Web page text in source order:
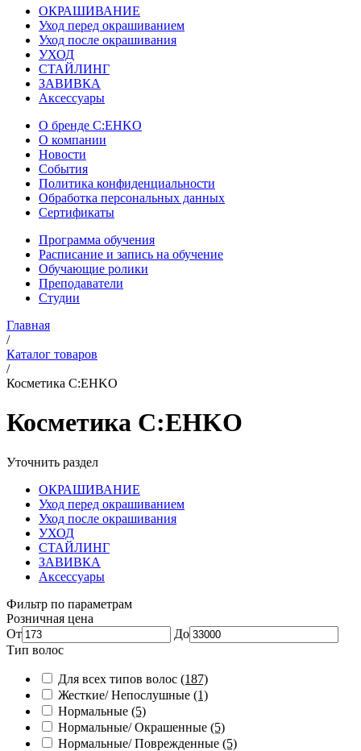
ОКРАШИВАНИЕ
Уход перед окрашиванием
Уход после окрашивания
УХОД
СТАЙЛИНГ
ЗАВИВКА
Аксессуары
О бренде C:EHKO
О компании
Новости
События
Политика конфиденциальности
Обработка персональных данных
Сертификаты
Программа обучения
Расписание и запись на обучение
Обучающие ролики
Преподаватели
Студии
Главная
/
Каталог товаров
/
Косметика C:EHKO
Косметика C:EHKO
Уточнить раздел
ОКРАШИВАНИЕ
Уход перед окрашиванием
Уход после окрашивания
УХОД
СТАЙЛИНГ
ЗАВИВКА
Аксессуары
Фильтр по параметрам
Розничная цена
От
До
Тип волос
Для всех типов волос (187)
Жесткие/ Непослушные (1)
Нормальные (5)
Нормальные/ Окрашенные (5)
Нормальные/ Поврежденные (5)